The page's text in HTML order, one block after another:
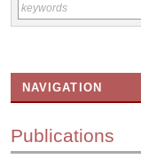
NAVIGATION
CONTACT US
Publications